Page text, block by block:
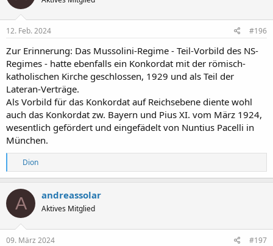
o
n
e
12. Feb. 2024 #196
Zur Erinnerung: Das Mussolini-Regime - Teil-Vorbild des NS-
Regimes - hatte ebenfalls ein Konkordat mit der römisch-
katholischen Kirche geschlossen, 1929 und als Teil der
Lateran-Verträge.
Als Vorbild für das Konkordat auf Reichsebene diente wohl
auch das Konkordat zw. Bayern und Pius XI. vom März 1924,
wesentlich gefördert und eingefädelt von Nuntius Pacelli in
München.
R
e
a
k
t
o
n
e
Dion
A andreassolar
Aktives Mitglied
09. März 2024 #197